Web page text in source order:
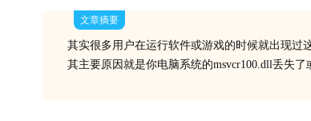
文章摘要
其实很多用户在运行软件或游戏的时候就出现过
其主要原因就是你电脑系统的msvcr100.dll丢失了